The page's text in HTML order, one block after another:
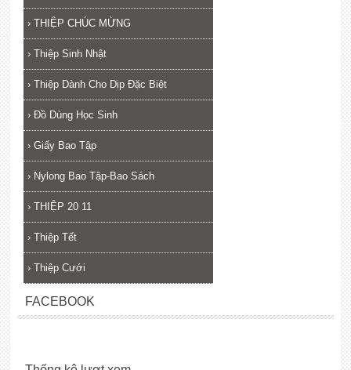
› THIỆP CHÚC MỪNG
› Thiệp Sinh Nhật
› Thiệp Dành Cho Dịp Đặc Biệt
› Đồ Dùng Học Sinh
› Giấy Bao Tập
› Nylong Bao Tập-Bao Sách
› THIỆP 20 11
› Thiệp Tết
› Thiệp Cưới
FACEBOOK